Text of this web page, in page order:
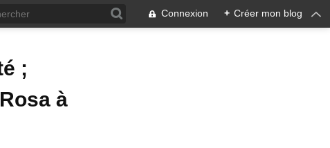
Connexion + Créer mon blog
;
à